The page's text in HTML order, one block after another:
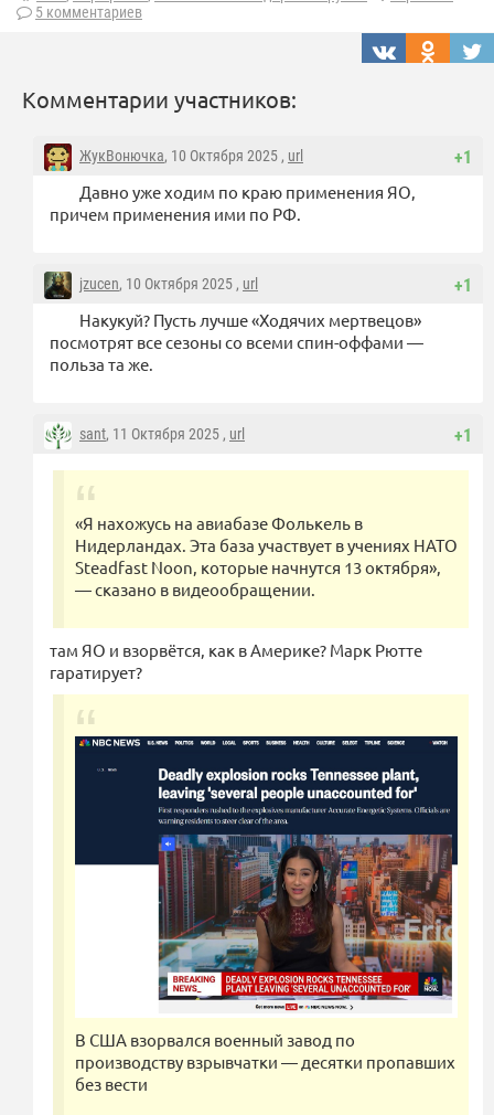
5 комментариев
Комментарии участников:
+1
ЖукВонючка, 10 Октября 2025 , url
Давно уже ходим по краю применения ЯО,
причем применения ими по РФ.
+1
jzucen, 10 Октября 2025 , url
Накукуй? Пусть лучше «Ходячих мертвецов»
посмотрят все сезоны со всеми спин-оффами —
польза та же.
+1
sant, 11 Октября 2025 , url
«Я нахожусь на авиабазе Фолькель в
Нидерландах. Эта база участвует в учениях НАТО
Steadfast Noon, которые начнутся 13 октября»,
— сказано в видеообращении.
там ЯО и взорвётся, как в Америке? Марк Рютте
гаратирует?
В США взорвался военный завод по
производству взрывчатки — десятки пропавших
без вести